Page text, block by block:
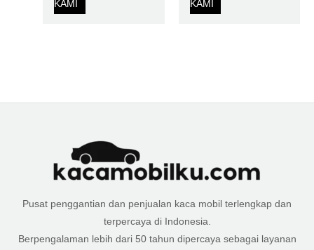
KAMI
KAMI
Pusat penggantian dan penjualan kaca mobil terlengkap dan
terpercaya di Indonesia.
Berpengalaman lebih dari 50 tahun dipercaya sebagai layanan